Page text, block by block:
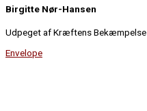
Birgitte Nør-Hansen
Udpeget af Kræftens Bekæmpelse
Envelope